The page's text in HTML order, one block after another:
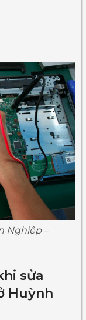
Nghiệp –
sửa
Huỳnh